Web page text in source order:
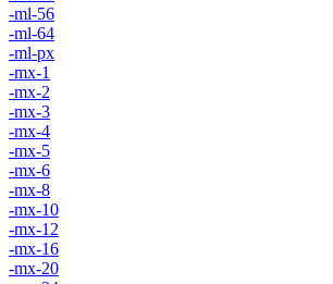
-ml-56
-ml-64
-ml-px
-mx-1
-mx-2
-mx-3
-mx-4
-mx-5
-mx-6
-mx-8
-mx-10
-mx-12
-mx-16
-mx-20